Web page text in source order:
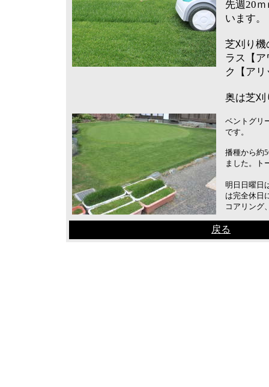
先週20
います
芝刈り機
ラス【
ク【ア
奥は芝刈
ベントグリ
です。
播種から約
ました。ト
明日日曜日
は完全休日
コアリング
戻る